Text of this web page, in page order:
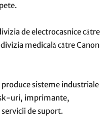
de electrocasnice către
medicală către Canon
sisteme industriale
uri, imprimante,
de suport.